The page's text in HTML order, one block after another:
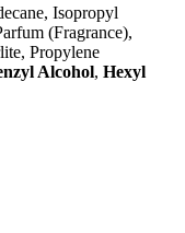
Isopropyl
(Fragrance),
Propylene
Alcohol, Hexyl